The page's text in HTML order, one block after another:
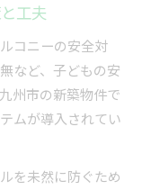
工夫
コニーの安全対
など、子どもの安
州市の新築物件で
ムが導入されてい
を未然に防ぐため